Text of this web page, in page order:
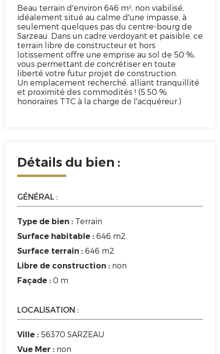
Beau terrain d'environ 646 m², non viabilisé,
idéalement situé au calme d'une impasse, à
seulement quelques pas du centre-bourg de
Sarzeau. Dans un cadre verdoyant et paisible, ce
terrain libre de constructeur et hors
lotissement offre une emprise au sol de 50 %,
vous permettant de concrétiser en toute
liberté votre futur projet de construction.
Un emplacement recherché, alliant tranquillité
et proximité des commodités ! (5.50 %
honoraires TTC à la charge de l'acquéreur.)
Détails du bien :
GÉNÉRAL :
Type de bien : Terrain
Surface habitable : 646 m2
Surface terrain : 646 m2
Libre de construction : non
Façade : 0 m
LOCALISATION :
Ville : 56370 SARZEAU
Vue Mer : non